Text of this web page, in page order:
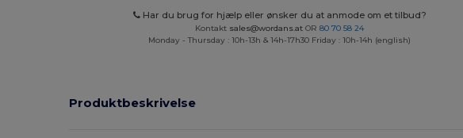
Har du brug for hjælp eller ønsker du at anmode om et tilbud?
Kontakt sales@wordans.at OR80 70 58 24
Monday - Thursday : 10h-13h & 14h-17h30 Friday : 10h-14h (english)
Produktbeskrivelse